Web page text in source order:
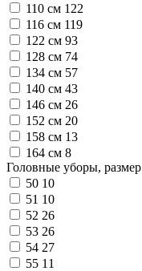
110 см 122
116 см 119
122 см 93
128 см 74
134 см 57
140 см 43
146 см 26
152 см 20
158 см 13
164 см 8
Головные уборы, размер
50 10
51 10
52 26
53 26
54 27
55 11